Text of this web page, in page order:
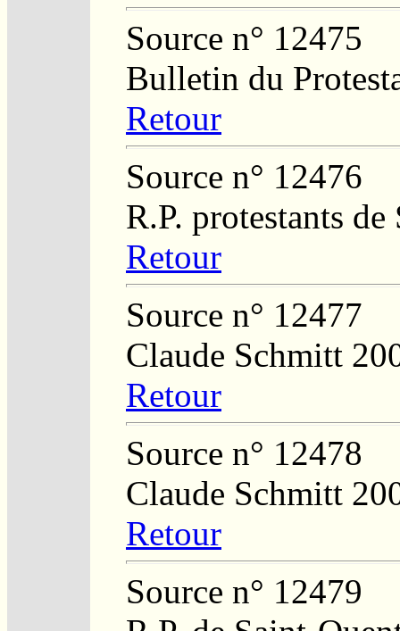
Source n° 12475
Bulletin du
Retour
Source n° 12476
R.P. protestants
Retour
Source n° 12477
Claude Schmitt
Retour
Source n° 12478
Claude Schmitt
Retour
Source n° 12479